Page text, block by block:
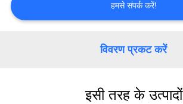
समाचार
हमसे संपर्क करें!
विवरण प्रकट करें
इसी तरह के उत्पादों